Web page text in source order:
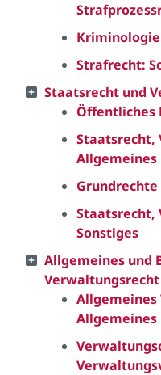
Kriminologie
Strafrecht:
Staatsrecht und
Öffentliches
Staatsrecht,
Allgemeines
Grundrechte
Staatsrecht,
Sonstiges
Allgemeines und
Verwaltungsrecht
Allgemeines